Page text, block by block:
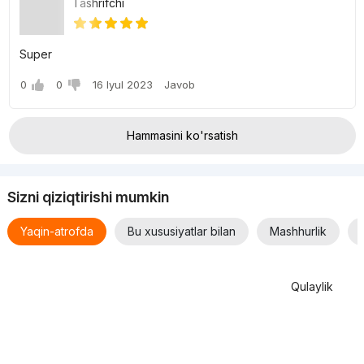
Super
0 0 16 Iyul 2023 Javob
Hammasini ko'rsatish
Sizni qiziqtirishi mumkin
Yaqin-atrofda Bu xususiyatlar bilan Mashhurlik
Qulaylik